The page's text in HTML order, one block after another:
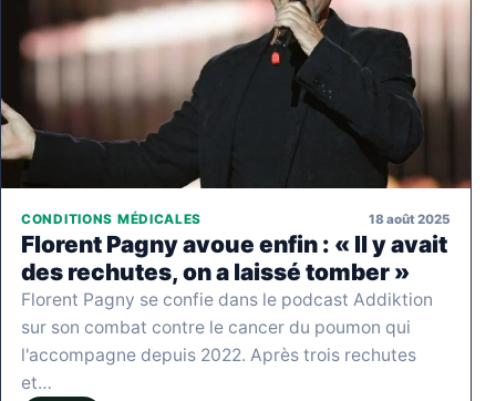
CONDITIONS MÉDICALES 18 août 2025
Florent Pagny avoue enfin : « Il y avait
des rechutes, on a laissé tomber »
Florent Pagny se confie dans le podcast Addiktion
sur son combat contre le cancer du poumon qui
l'accompagne depuis 2022. Après trois rechutes
et…